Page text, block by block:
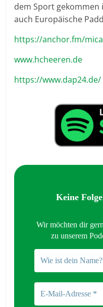
dem Sport gekommen
auch Europäische
https://anchor.fm/
www.hcheeren.de
https://www.dap24.de/
Keine
Wir möchten dir
zu unserem
Wie
ist
Name?
E-
Mail-